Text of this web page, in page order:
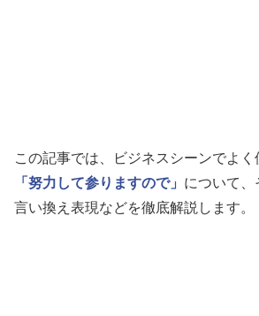
この記事では、ビジネスシーンでよ
「努力して参りますので」 について
言い換え表現などを徹底解説します。